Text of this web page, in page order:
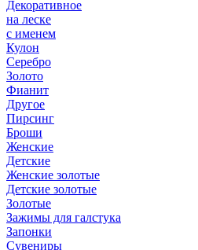
Декоративное
на леске
с именем
Кулон
Серебро
Золото
Фианит
Другое
Пирсинг
Броши
Женские
Детские
Женские золотые
Детские золотые
Золотые
Зажимы для галстука
Запонки
Сувениры